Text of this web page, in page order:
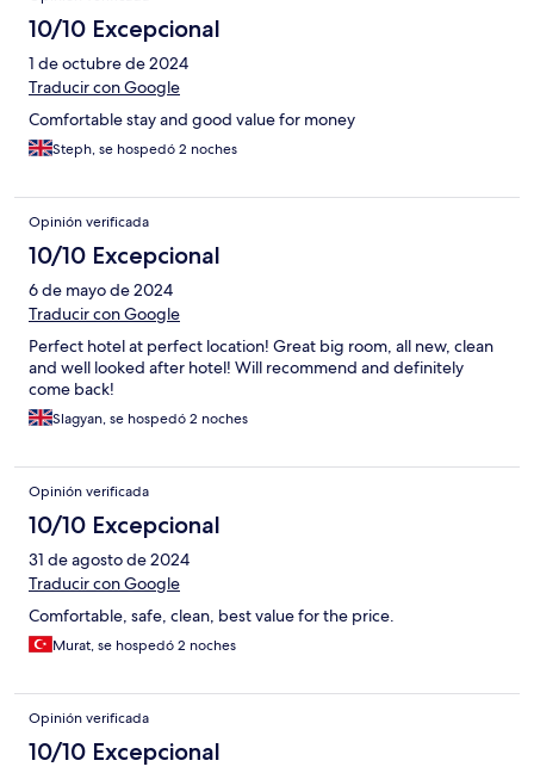
10/10 Excepcional
1 de octubre de 2024
Traducir con Google
Comfortable stay and good value for money
Steph, se hospedó 2 noches
Opinión verificada
10/10 Excepcional
6 de mayo de 2024
Traducir con Google
Perfect hotel at perfect location! Great big room, all new, clean
and well looked after hotel! Will recommend and definitely
come back!
Slagyan, se hospedó 2 noches
Opinión verificada
10/10 Excepcional
31 de agosto de 2024
Traducir con Google
Comfortable, safe, clean, best value for the price.
Murat, se hospedó 2 noches
Opinión verificada
10/10 Excepcional